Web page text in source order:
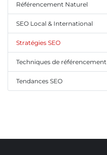
Référencement Naturel
SEO Local & International
Stratégies SEO
Techniques de référencement
Tendances SEO